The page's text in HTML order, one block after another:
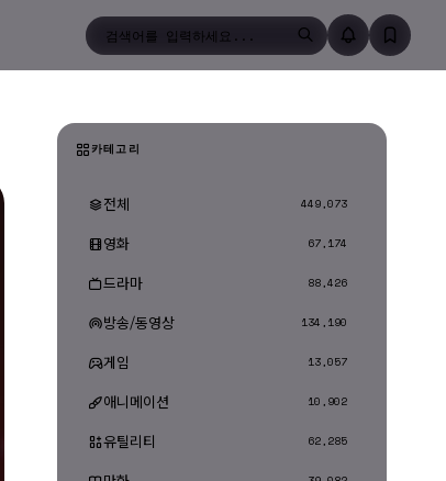
검색
카테고리
전체 449,073
영화 67,174
드라마 88,426
방송/동영상 134,190
게임 13,057
애니메이션 10,902
유틸리티 62,285